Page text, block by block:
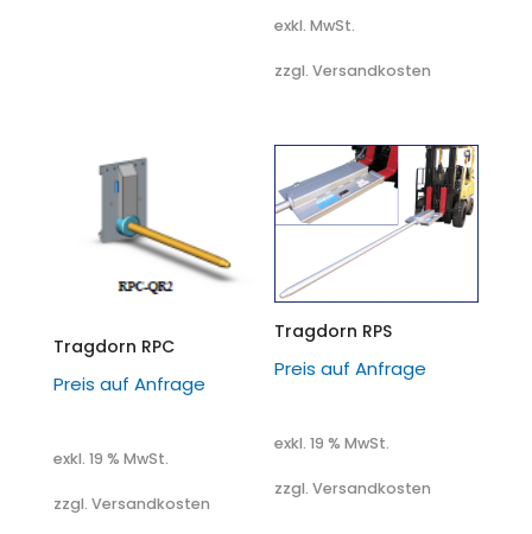
exkl. MwSt.
zzgl. Versandkosten
Tragdorn RPC
Preis auf Anfrage
exkl. 19 % MwSt.
zzgl. Versandkosten
Tragdorn RPS
Preis auf Anfrage
exkl. 19 % MwSt.
zzgl. Versandkosten